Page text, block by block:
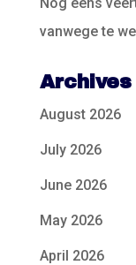
vanwege te
Archives
August 2026
July 2026
June 2026
May 2026
April 2026